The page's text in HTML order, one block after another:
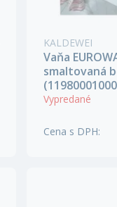
KALDEWEI
Vaňa
smaltovaná
Vypredané
Cena s DPH: